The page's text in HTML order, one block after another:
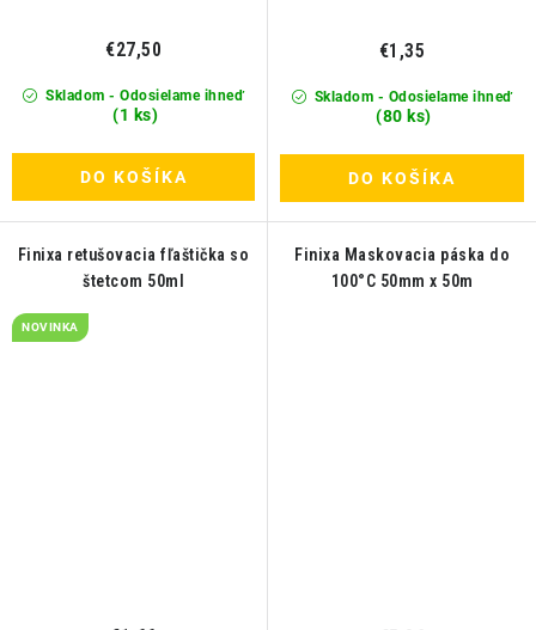
Skladom - Odosielame ihneď
(1 ks)
€27,50
DO KOŠÍKA
Skladom - Odosielame ihneď
(80 ks)
€1,35
DO KOŠÍKA
Finixa retušovacia fľaštička so
štetcom 50ml
NOVINKA
Finixa Maskovacia páska do
100°C 50mm x 50m